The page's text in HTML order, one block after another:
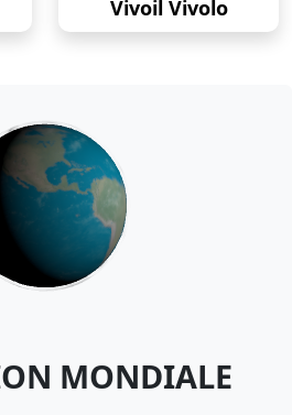
Vivoil Vivolo
MONDIALE